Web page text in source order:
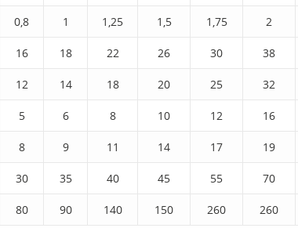
0,8 1 1,25 1,5 1,75 2
16 18 22 26 30 38
12 14 18 20 25 32
5 6 8 10 12 16
8 9 11 14 17 19
30 35 40 45 55 70
80 90 140 150 260 260